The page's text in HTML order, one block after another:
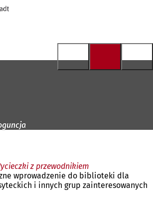
z przewodnikiem
wprowadzenie do biblioteki dla
i innych grup zainteresowanych